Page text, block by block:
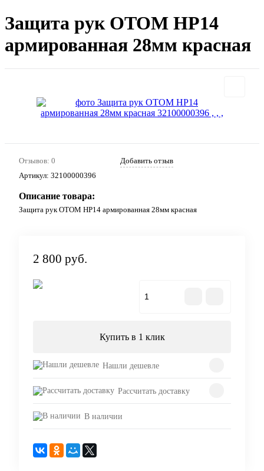
Защита рук OTOM HP14
армированная 28мм красная
Отзывов: 0
Добавить отзыв
Артикул: 32100000396
Описание товара:
Защита рук OTOM HP14 армированная 28мм красная
2 800 руб.
Купить в 1 клик
Нашли дешевле
Рассчитать доставку
В наличии